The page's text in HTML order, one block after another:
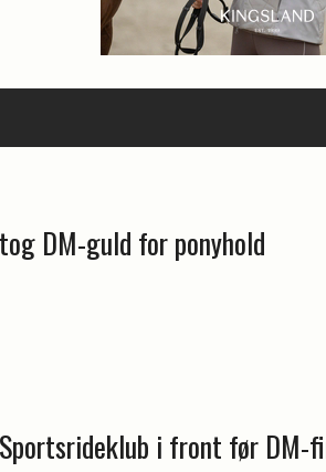
DM-guld for ponyhold
i front før DM-